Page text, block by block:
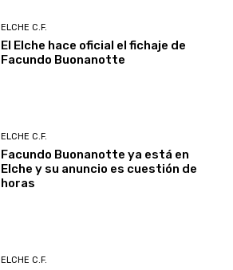
ELCHE C.F.
El Elche hace oficial el fichaje de
Facundo Buonanotte
ELCHE C.F.
Facundo Buonanotte ya está en
Elche y su anuncio es cuestión de
horas
ELCHE C.F.